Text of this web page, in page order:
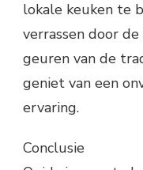
lokale keuken te
verrassen door
geuren van de
geniet van een
ervaring.
Conclusie